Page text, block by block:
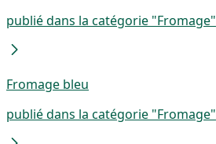
publié dans la catégorie "Fromage"
Fromage bleu
publié dans la catégorie "Fromage"